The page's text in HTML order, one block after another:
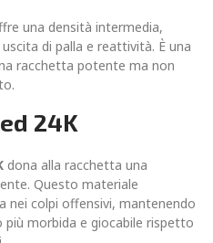
una densità intermedia,
di palla e reattività. È una
racchetta potente ma non
24K
dona alla racchetta una
Questo materiale
nei colpi offensivi, mantenendo
morbida e giocabile rispetto